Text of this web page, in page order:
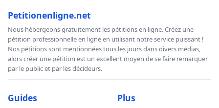
Petitionenligne.net
Nous hébergeons gratuitement les pétitions en ligne. Créez une
pétition professionnelle en ligne en utilisant notre service puissant !
Nos pétitions sont mentionnées tous les jours dans divers médias,
alors créer une pétition est un excellent moyen de se faire remarquer
par le public et par les décideurs.
Guides Plus